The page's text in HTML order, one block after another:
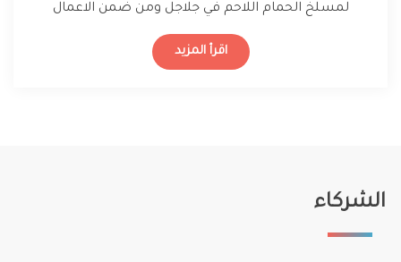
لمسلخ الحمام اللاحم في جلاجل ومن ضمن الاعمال
استلام خطوط الانتاج وتركيبها…
اقرأ المزيد
الشركاء